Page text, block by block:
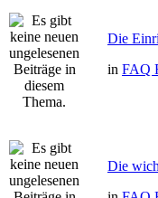
Die
in FAQ
Die